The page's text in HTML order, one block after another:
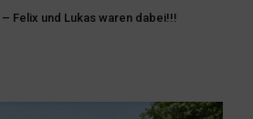
Felix und Lukas waren dabei!!!